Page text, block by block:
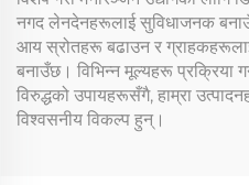
नगद लेनदेनहरूलाई सुविधाजनक
आय स्रोतहरू बढाउन र ग्राहकहरूलाई
बनाउँछ। विभिन्न मूल्यहरू प्रक्रिया
विरुद्धको उपायहरूसँगै, हाम्रा
विश्वसनीय विकल्प हुन्।